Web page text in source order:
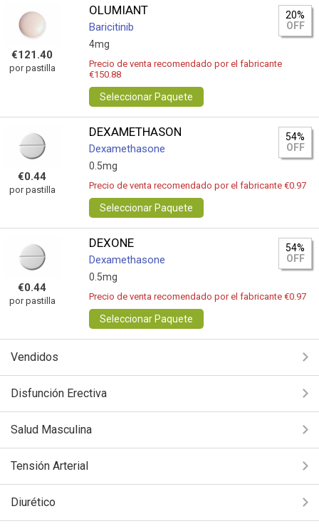
€121.40
por pastilla
OLUMIANT
Baricitinib
4mg
20%
OFF
Precio de venta recomendado por el fabricante
€150.88
Seleccionar Paquete
€0.44
por pastilla
DEXAMETHASON
Dexamethasone
0.5mg
54%
OFF
Precio de venta recomendado por el fabricante €0.97
Seleccionar Paquete
€0.44
por pastilla
DEXONE
Dexamethasone
0.5mg
54%
OFF
Precio de venta recomendado por el fabricante €0.97
Seleccionar Paquete
Vendidos
Disfunción Erectiva
Salud Masculina
Tensión Arterial
Diurético